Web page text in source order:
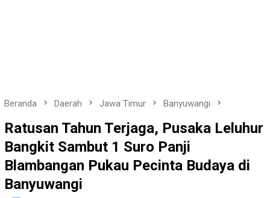
Beranda Daerah Jawa Timur Banyuwangi
Ratusan Tahun Terjaga, Pusaka Leluhur
Bangkit Sambut 1 Suro Panji
Blambangan Pukau Pecinta Budaya di
Banyuwangi